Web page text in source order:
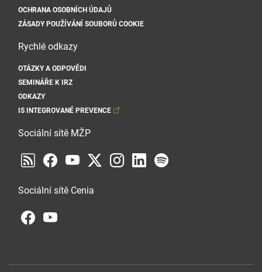
OCHRANA OSOBNÍCH ÚDAJŮ
ZÁSADY POUŽÍVÁNÍ SOUBORŮ COOKIE
Rychlé odkazy
OTÁZKY A ODPOVĚDI
SEMINÁŘE K IRZ
ODKAZY
IS INTEGROVANÉ PREVENCE
Sociální sítě MŽP
Sociální sítě Cenia